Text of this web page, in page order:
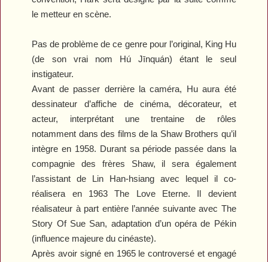
le metteur en scène.
Pas de problème de ce genre pour l’original, King Hu
(de son vrai nom Hú Jīnquán) étant le seul
instigateur.
Avant de passer derrière la caméra, Hu aura été
dessinateur d’affiche de cinéma, décorateur, et
acteur, interprétant une trentaine de rôles
notamment dans des films de la Shaw Brothers qu’il
intègre en 1958. Durant sa période passée dans la
compagnie des frères Shaw, il sera également
l’assistant de Lin Han-hsiang avec lequel il co-
réalisera en 1963The Love Eterne. Il devient
réalisateur à part entière l’année suivante avec The
Story Of Sue San, adaptation d’un opéra de Pékin
(influence majeure du cinéaste).
Après avoir signé en 1965 le controversé et engagé